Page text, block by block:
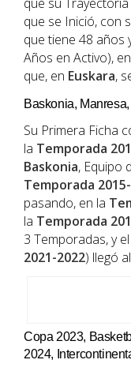
que se Inició, con
que tiene 48 años
Años en Activo), en
que, en Euskara,
Baskonia,
Su Primera Ficha
la Temporada
Baskonia, Equipo
Temporada
pasando, en la
la Temporada
3 Temporadas, y
2021-2022) llegó
Copa 2023,
2024,